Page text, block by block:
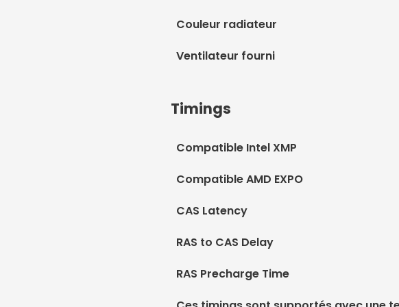
Couleur radiateur
Ventilateur fourni
Timings
Compatible Intel XMP
Compatible AMD EXPO
CAS Latency
RAS to CAS Delay
RAS Precharge Time